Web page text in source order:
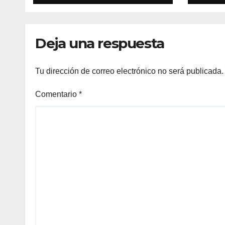
SONOMA,
DEL MES DE
GRAN TRABAJO EN
Deja una respuesta
Tu dirección de correo electrónico no será publicada.
Comentario *